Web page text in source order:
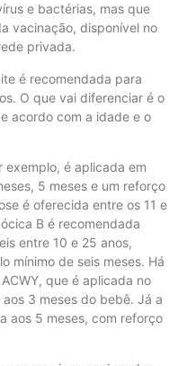
e bactérias, mas que
vacinação, disponível no
privada.
é recomendada para
O que vai diferenciar é o
acordo com a idade e o
exemplo, é aplicada em
5 meses e um reforço
é oferecida entre os 11 e
B é recomendada
entre 10 e 25 anos,
mínimo de seis meses. Há
que é aplicada no
3 meses do bebê. Já a
aos 5 meses, com reforço